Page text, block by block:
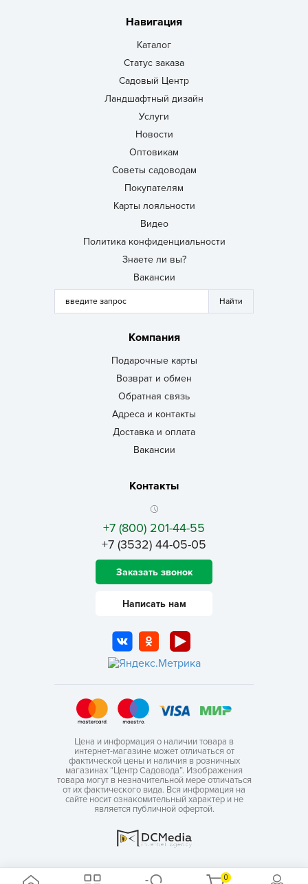
0
Навигация
Каталог
Статус заказа
Садовый Центр
Ландшафтный дизайн
Услуги
Новости
Оптовикам
Советы садоводам
Покупателям
Карты лояльности
Видео
Политика конфиденциальности
Знаете ли вы?
Вакансии
Компания
Подарочные карты
Возврат и обмен
Обратная связь
Адреса и контакты
Доставка и оплата
Вакансии
Контакты
+7 (800) 201-44-55
+7 (3532) 44-05-05
Заказать звонок
Написать нам
Цена и информация о наличии товара в
интернет-магазине может отличаться от
фактической цены и наличия в розничных
магазинах “Центр Садовода”. Изображения
товара могут в незначительной мере отличаться
от их фактического вида. Вся информация на
сайте носит ознакомительный характер и не
является публичной офертой.